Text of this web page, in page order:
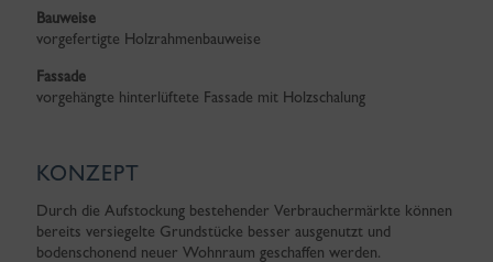
Bauweise
vorgefertigte Holzrahmenbauweise
Fassade
vorgehängte hinterlüftete Fassade mit Holzschalung
KONZEPT
Durch die Aufstockung bestehender Verbrauchermärkte können
bereits versiegelte Grundstücke besser ausgenutzt und
bodenschonend neuer Wohnraum geschaffen werden.